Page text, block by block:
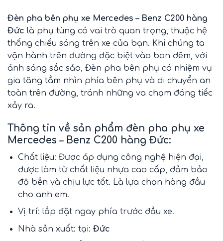
Đèn pha bên phụ xe Mercedes – Benz C200 hàng
Đức là phụ tùng có vai trò quan trọng, thuộc hệ
thống chiếu sáng trên xe của bạn. Khi chúng ta
vận hành trên đường đặc biệt vào ban đêm, với
ánh sáng sắc sảo, Đèn pha bên phụ có nhiệm vụ
gia tăng tầm nhìn phía bên phụ và di chuyển an
toàn trên đường, tránh những va chạm đáng tiếc
xảy ra.
Thông tin về sản phẩm đèn pha phụ xe
Mercedes – Benz C200 hàng Đức:
Chất liệu: Được áp dụng công nghệ hiện đại,
được làm từ chất liệu nhựa cao cấp, đảm bảo
độ bền và chịu lực tốt. Là lựa chọn hàng đầu
cho anh em.
Vị trí: lắp đặt ngay phía trước đầu xe.
Nhà sản xuất: tại: Đức